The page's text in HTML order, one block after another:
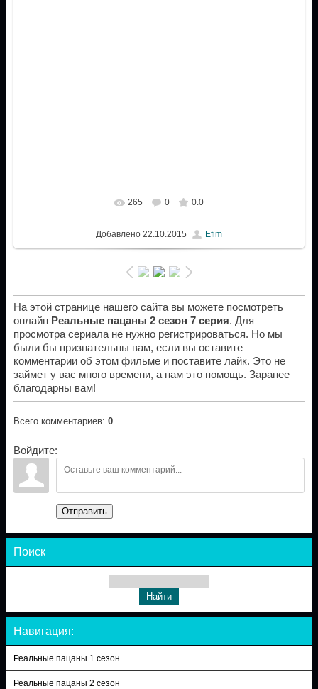
265 0 0.0
Добавлено22.10.2015 Efim
На этой странице нашего сайта вы можете посмотреть
онлайн Реальные пацаны 2 сезон 7 серия. Для
просмотра сериала не нужно регистрироваться. Но мы
были бы признательны вам, если вы оставите
комментарии об этом фильме и поставите лайк. Это не
займет у вас много времени, а нам это помощь. Заранее
благодарны вам!
Всего комментариев: 0
Войдите:
Отправить
Поиск
Навигация:
Реальные пацаны 1 сезон
Реальные пацаны 2 сезон